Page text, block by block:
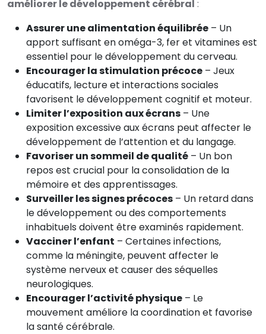
améliorer le développement cérébral :
Assurer une alimentation équilibrée – Un
apport suffisant en oméga-3, fer et vitamines est
essentiel pour le développement du cerveau.
Encourager la stimulation précoce – Jeux
éducatifs, lecture et interactions sociales
favorisent le développement cognitif et moteur.
Limiter l’exposition aux écrans – Une
exposition excessive aux écrans peut affecter le
développement de l’attention et du langage.
Favoriser un sommeil de qualité – Un bon
repos est crucial pour la consolidation de la
mémoire et des apprentissages.
Surveiller les signes précoces – Un retard dans
le développement ou des comportements
inhabituels doivent être examinés rapidement.
Vacciner l’enfant – Certaines infections,
comme la méningite, peuvent affecter le
système nerveux et causer des séquelles
neurologiques.
Encourager l’activité physique – Le
mouvement améliore la coordination et favorise
la santé cérébrale.